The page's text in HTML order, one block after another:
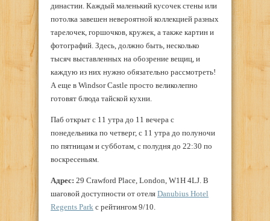
династии. Каждый маленький кусочек стены или
потолка завешен невероятной коллекцией разных
тарелочек, горшочков, кружек, а также картин и
фотографий. Здесь, должно быть, несколько
тысяч выставленных на обозрение вещиц, и
каждую из них нужно обязательно рассмотреть!
А еще в Windsor Castle просто великолепно
готовят блюда тайской кухни.
Паб открыт с 11 утра до 11 вечера с
понедельника по четверг, с 11 утра до полуночи
по пятницам и субботам, с полудня до 22:30 по
воскресеньям.
Адрес: 29 Crawford Place, London, W1H 4LJ. В
шаговой доступности от отеля Danubius Hotel
Regents Park с рейтингом 9/10.